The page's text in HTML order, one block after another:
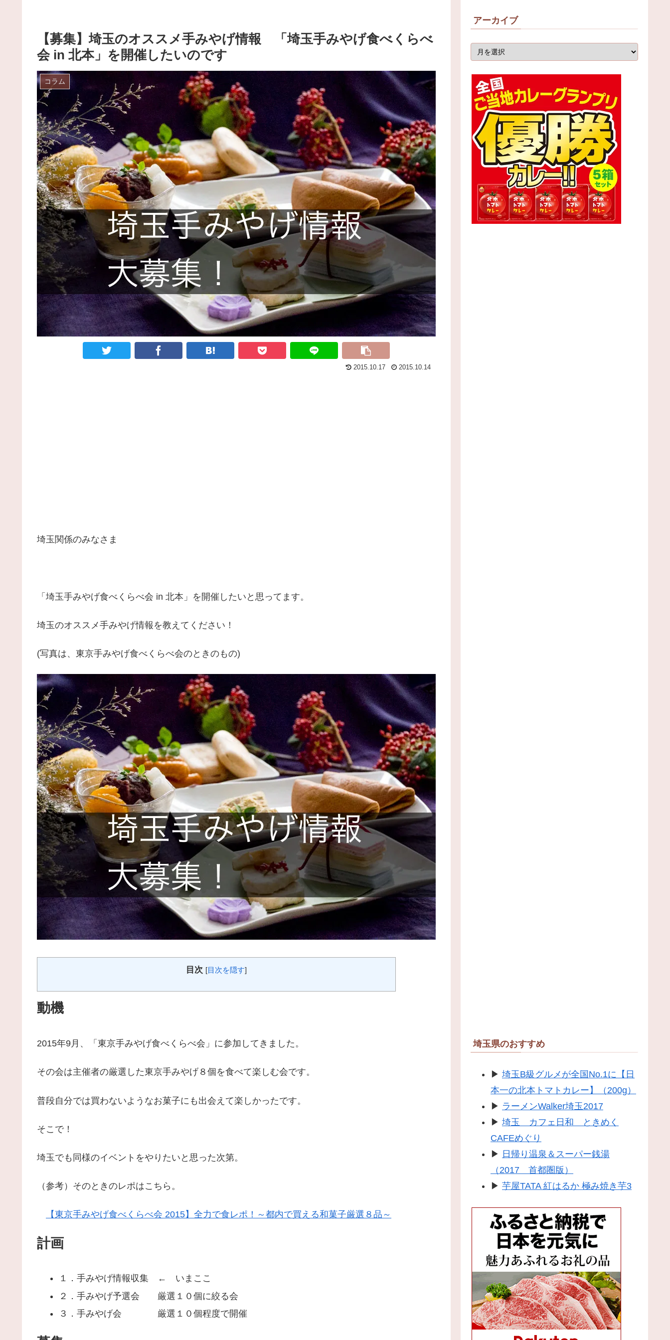
【募集】埼玉のオススメ手みやげ情報 「埼玉手みやげ食べくらべ
会 in 北本」を開催したいのです
コラム
2015.10.17 2015.10.14
埼玉関係のみなさま
「埼玉手みやげ食べくらべ会 in 北本」を開催したいと思ってます。
埼玉のオススメ手みやげ情報を教えてください！
(写真は、東京手みやげ食べくらべ会のときのもの)
目次 [目次を隠す]
動機
2015年9月、「東京手みやげ食べくらべ会」に参加してきました。
その会は主催者の厳選した東京手みやげ８個を食べて楽しむ会です。
普段自分では買わないようなお菓子にも出会えて楽しかったです。
そこで！
埼玉でも同様のイベントをやりたいと思った次第。
（参考）そのときのレポはこちら。
【東京手みやげ食べくらべ会 2015】全力で食レポ！～都内で買える和菓子厳選８品～
計画
１．手みやげ情報収集 ← いまここ
２．手みやげ予選会 厳選１０個に絞る会
３．手みやげ会 厳選１０個程度で開催
アーカイブ
埼玉県のおすすめ
▶ 埼玉B級グルメが全国No.1に【日
本一の北本トマトカレー】（200g）
▶ ラーメンWalker埼玉2017
▶ 埼玉 カフェ日和 ときめく
CAFEめぐり
▶ 日帰り温泉＆スーパー銭湯
（2017 首都圏版）
▶ 芋屋TATA 紅はるか 極み焼き芋3